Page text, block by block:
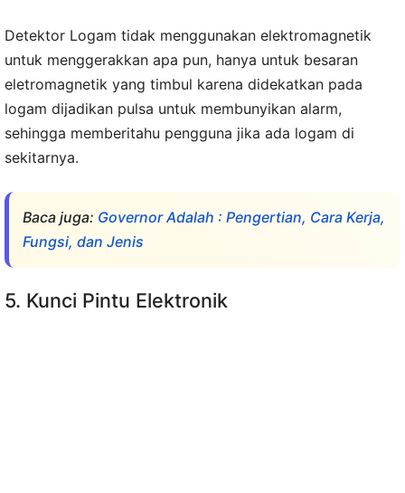
Detektor Logam tidak menggunakan elektromagnetik
untuk menggerakkan apa pun, hanya untuk besaran
eletromagnetik yang timbul karena didekatkan pada
logam dijadikan pulsa untuk membunyikan alarm,
sehingga memberitahu pengguna jika ada logam di
sekitarnya.
Baca juga: Governor Adalah : Pengertian, Cara Kerja,
Fungsi, dan Jenis
5. Kunci Pintu Elektronik